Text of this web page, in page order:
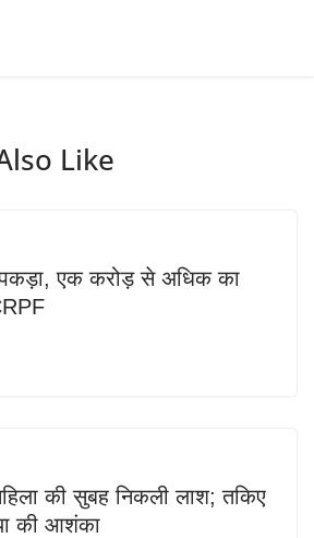
Like
पकड़ा, एक करोड़ से अधिक का
की सुबह निकली लाश; तकिए
की आशंका